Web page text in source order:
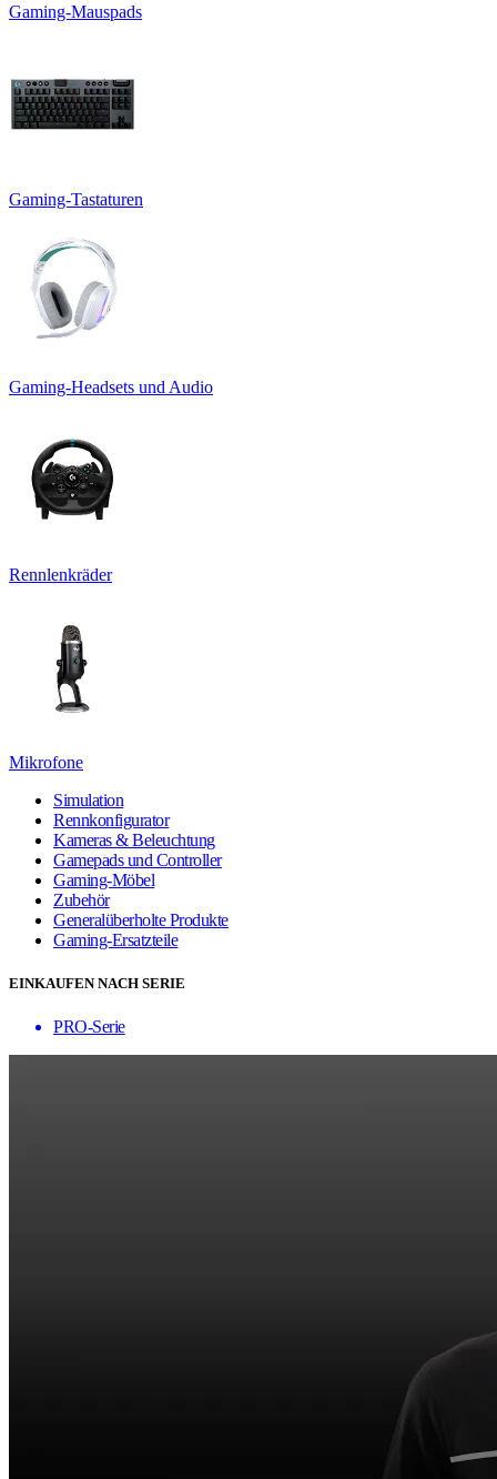
Gaming-Mauspads
Gaming-Tastaturen
Gaming-Headsets und Audio
Rennlenkräder
Mikrofone
Simulation
Rennkonfigurator
Kameras & Beleuchtung
Gamepads und Controller
Gaming-Möbel
Zubehör
Generalüberholte Produkte
Gaming-Ersatzteile
EINKAUFEN NACH SERIE
PRO-Serie